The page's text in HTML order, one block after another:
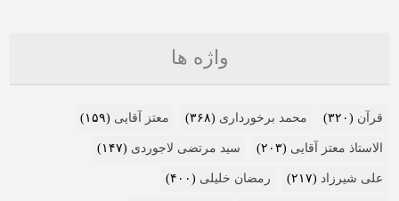
واژه ها
قرآن (۳۲۰) محمد برخورداری (۳۶۸) معتز آقایی (۱۵۹)
الاستاذ معتز آقایی (۲۰۳) سید مرتضی لاجوردی (۱۴۷)
علی شیرزاد (۲۱۷) رمضان خلیلی (۴۰۰)